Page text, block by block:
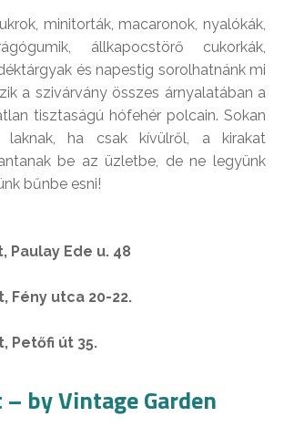
minitorták, macaronok, nyalókák,
állkapocstörő cukorkák,
és napestig sorolhatnánk mi
a szivárvány összes árnyalatában a
tisztaságú hófehér polcain. Sokan
ha csak kívülről, a kirakat
be az üzletbe, de ne legyünk
bűnbe esni!
Paulay Ede u. 48
Fény utca 20-22.
Petőfi út 35.
– by Vintage Garden